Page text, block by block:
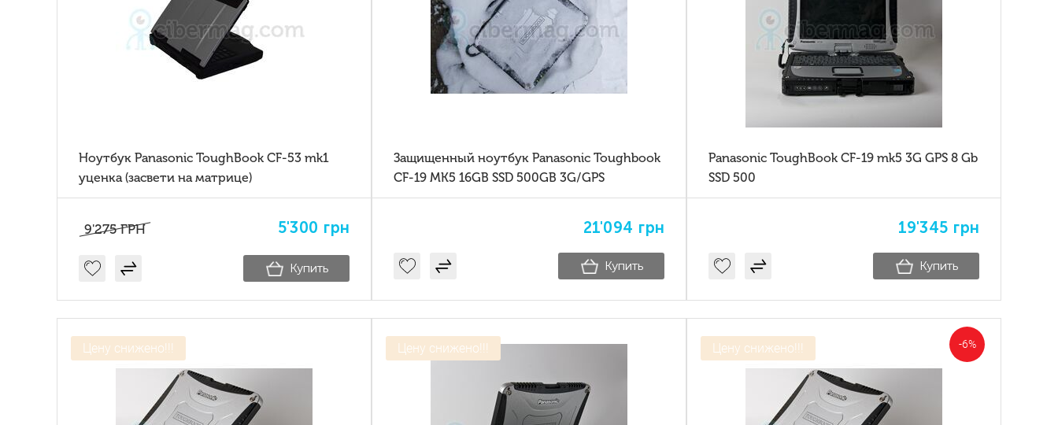
Ноутбук Panasonic ToughBook CF-53 mk1
уценка (засвети на матрице)
9'275 ГРН 5'300 грн
Купить
Защищенный ноутбук Panasonic Toughbook
CF-19 MK5 16GB SSD 500GB 3G/GPS
21'094 грн
Купить
Panasonic ToughBook CF-19 mk5 3G GPS 8 Gb
SSD 500
19'345 грн
Купить
Цену снижено!!! Цену снижено!!! -6%
Цену снижено!!!